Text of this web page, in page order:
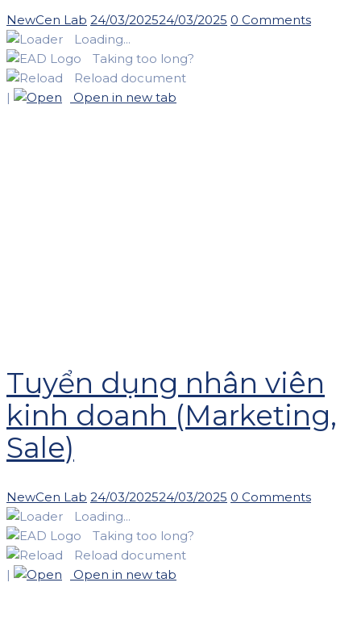
Author
NewCen Lab Posted
on
24/03/202524/03/2025 0 Comments
Loading...
Taking too long?
Reload document
|
Open in new tab
Tuyển dụng nhân viên
kinh doanh (Marketing,
Sale)
Author
NewCen Lab Posted
on
24/03/202524/03/2025 0 Comments
Loading...
Taking too long?
Reload document
|
Open in new tab